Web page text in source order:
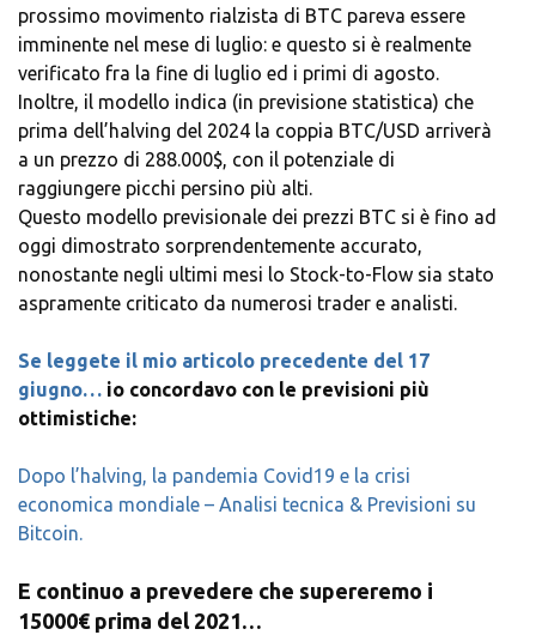
prossimo movimento rialzista di BTC pareva essere
imminente nel mese di luglio: e questo si è realmente
verificato fra la fine di luglio ed i primi di agosto.
Inoltre, il modello indica (in previsione statistica) che
prima dell’halving del 2024 la coppia BTC/USD arriverà
a un prezzo di 288.000$, con il potenziale di
raggiungere picchi persino più alti.
Questo modello previsionale dei prezzi BTC si è fino ad
oggi dimostrato sorprendentemente accurato,
nonostante negli ultimi mesi lo Stock-to-Flow sia stato
aspramente criticato da numerosi trader e analisti.
Se leggete il mio articolo precedente del 17
giugno… io concordavo con le previsioni più
ottimistiche:
Dopo l’halving, la pandemia Covid19 e la crisi
economica mondiale – Analisi tecnica & Previsioni su
Bitcoin.
E continuo a prevedere che supereremo i
15000€ prima del 2021…